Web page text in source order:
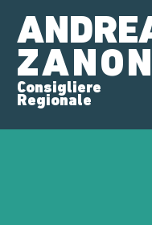
Consigliere
Regionale